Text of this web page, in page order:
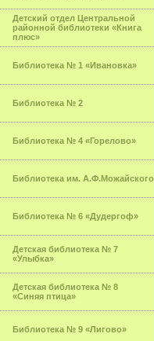
Детский отдел Центральной
районной библиотеки «Книга
плюс»
Библиотека № 1 «Ивановка»
Библиотека № 2
Библиотека № 4 «Горелово»
Библиотека им. А.Ф.Можайского
Библиотека № 6 «Дудергоф»
Детская библиотека № 7
«Улыбка»
Детская библиотека № 8
«Синяя птица»
Библиотека № 9 «Лигово»